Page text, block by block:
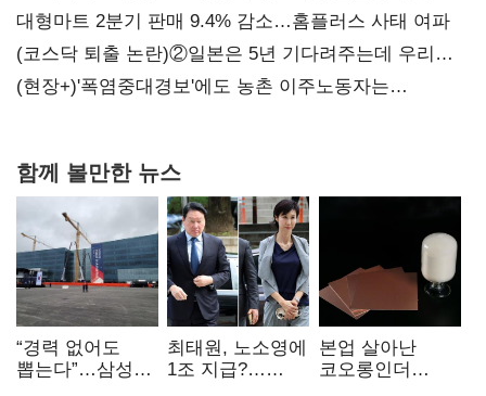
불만 확산
대형마트 2분기 판매 9.4% 감소…홈플러스 사태 여파
(코스닥 퇴출 논란)②일본은 5년 기다려주는데 우리는
당장 퇴출?…시간만으론 부족한 코스닥 구하기
(현장+)'폭염중대경보'에도 농촌 이주노동자는
함께 볼만한 뉴스
“경력 없어도
뽑는다”…삼성
최태원, 노소영에
1조 지급?…
본업 살아난
코오롱인더